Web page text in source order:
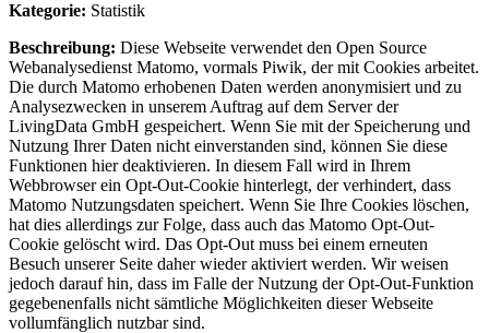
Kategorie: Statistik
Beschreibung: Diese Webseite verwendet den Open Source
Webanalysedienst Matomo, vormals Piwik, der mit Cookies arbeitet.
Die durch Matomo erhobenen Daten werden anonymisiert und zu
Analysezwecken in unserem Auftrag auf dem Server der
LivingData GmbH gespeichert. Wenn Sie mit der Speicherung und
Nutzung Ihrer Daten nicht einverstanden sind, können Sie diese
Funktionen hier deaktivieren. In diesem Fall wird in Ihrem
Webbrowser ein Opt-Out-Cookie hinterlegt, der verhindert, dass
Matomo Nutzungsdaten speichert. Wenn Sie Ihre Cookies löschen,
hat dies allerdings zur Folge, dass auch das Matomo Opt-Out-
Cookie gelöscht wird. Das Opt-Out muss bei einem erneuten
Besuch unserer Seite daher wieder aktiviert werden. Wir weisen
jedoch darauf hin, dass im Falle der Nutzung der Opt-Out-Funktion
gegebenenfalls nicht sämtliche Möglichkeiten dieser Webseite
vollumfänglich nutzbar sind.